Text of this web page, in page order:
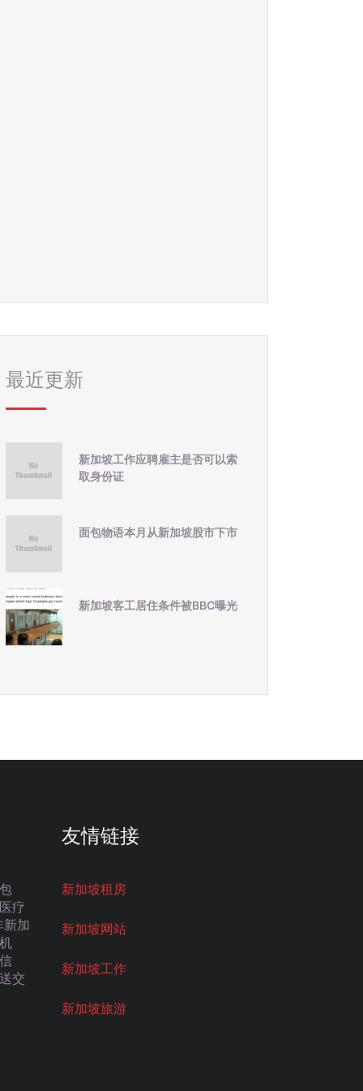
最近更新
新加坡工作应聘雇主是否可以索
取身份证
面包物语本月从新加坡股市下市
新加坡客工居住条件被BBC曝光
疗
新加
交
友情链接
新加坡租房
新加坡网站
新加坡工作
新加坡旅游